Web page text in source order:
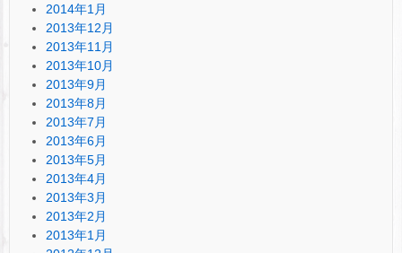
2014年1月
2013年12月
2013年11月
2013年10月
2013年9月
2013年8月
2013年7月
2013年6月
2013年5月
2013年4月
2013年3月
2013年2月
2013年1月